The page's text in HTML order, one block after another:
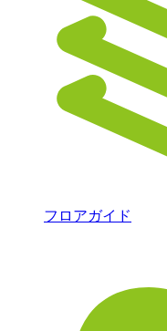
フロアガイド